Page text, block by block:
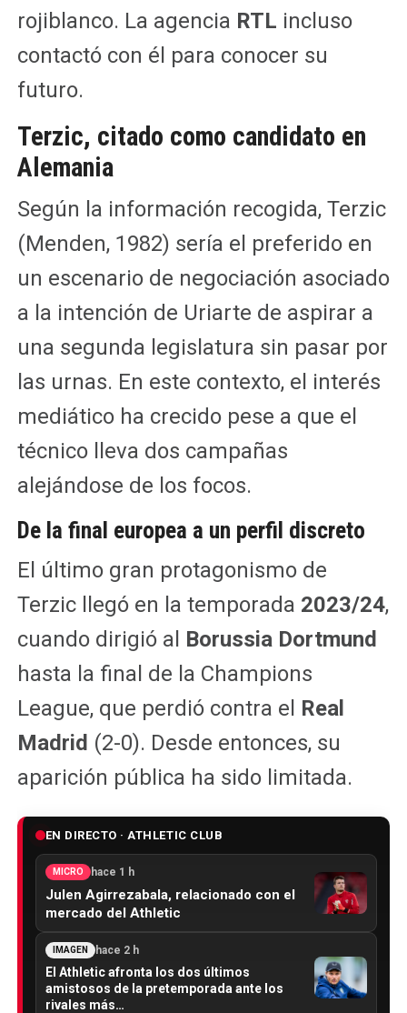
rojiblanco. La agencia RTL incluso
contactó con él para conocer su
futuro.
Terzic, citado como candidato en
Alemania
Según la información recogida, Terzic
(Menden, 1982) sería el preferido en
un escenario de negociación asociado
a la intención de Uriarte de aspirar a
una segunda legislatura sin pasar por
las urnas. En este contexto, el interés
mediático ha crecido pese a que el
técnico lleva dos campañas
alejándose de los focos.
De la final europea a un perfil discreto
El último gran protagonismo de
Terzic llegó en la temporada 2023/24,
cuando dirigió al Borussia Dortmund
hasta la final de la Champions
League, que perdió contra el Real
Madrid (2-0). Desde entonces, su
aparición pública ha sido limitada.
EN DIRECTO · ATHLETIC CLUB
MICRO hace 1 h
Julen Agirrezabala, relacionado con el
mercado del Athletic
IMAGEN hace 2 h
El Athletic afronta los dos últimos
amistosos de la pretemporada ante los
rivales más…